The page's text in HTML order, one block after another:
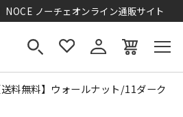
NOCE ノーチェオンライン通販サイト
料無料】ウォールナット/11ダーク